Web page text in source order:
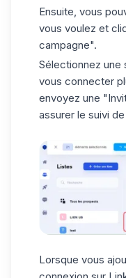
Ensuite, vous
vous voulez et
campagne".
Sélectionnez une
vous connecter
envoyez une
assurer le suivi
Lorsque vous